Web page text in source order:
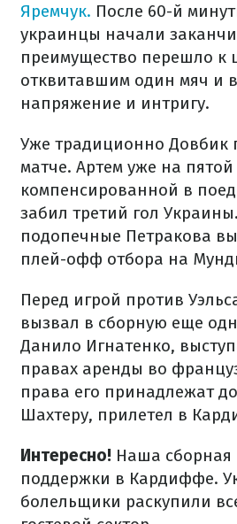
Яремчук. После 60-й
украинцы начали
преимущество перешло к
отквитавшим один мяч и
напряжение и интригу.
Уже традиционно Довбик
матче. Артем уже на пятой
компенсированной в
забил третий гол Украины.
подопечные Петракова
плей-офф отбора на
Перед игрой против
вызвал в сборную еще
Данило Игнатенко,
правах аренды во
права его принадлежат
Шахтеру, прилетел в
Интересно! Наша сборная
поддержки в Кардиффе.
болельщики раскупили